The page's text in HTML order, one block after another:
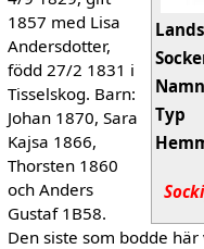
Namn
Typ
1857 med Lisa
Andersdotter,
född 27/2 1831 i
Tisselskog. Barn:
Johan 1870, Sara
Kajsa 1866,
Thorsten 1860
och Anders
Gustaf 1B58.
Den siste som bodde här